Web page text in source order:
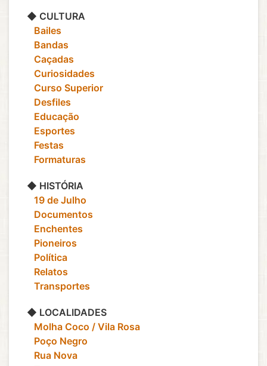
◆ CULTURA
‎ ‎ ‎ Bailes
‎ ‎ ‎ Bandas
‎ ‎ ‎ Caçadas
‎ ‎ ‎ Curiosidades
‎ ‎ ‎ Curso Superior
‎ ‎ ‎ Desfiles
‎ ‎ ‎ Educação
‎ ‎ ‎ Esportes
‎ ‎ ‎ Festas
‎ ‎ ‎ Formaturas
◆ HISTÓRIA
‎ ‎ ‎ 19 de Julho
‎ ‎ ‎ Documentos
‎ ‎ ‎ Enchentes
‎ ‎ ‎ Pioneiros
‎ ‎ ‎ Política
‎ ‎ ‎ Relatos
‎ ‎ ‎ Transportes
◆ LOCALIDADES
‎ ‎ ‎ Molha Coco / Vila Rosa
‎ ‎ ‎ Poço Negro
‎ ‎ ‎ Rua Nova